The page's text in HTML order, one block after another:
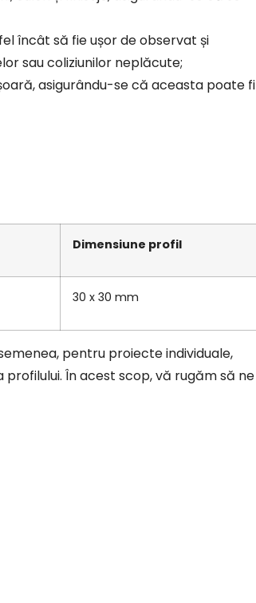
încât să fie ușor de observat și
sau coliziunilor neplăcute;
asigurându-se că aceasta poate fi
Dimensiune profil
30 x 30 mm
pentru proiecte individuale,
În acest scop, vă rugăm să ne